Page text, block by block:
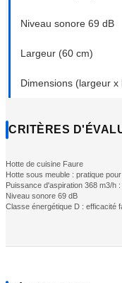
Niveau sonore 69 dB
Largeur (60 cm)
Dimensions (largeur
CRITÈRES
Hotte de cuisine Faure
Hotte sous meuble : pratique
Puissance d'aspiration 368 m3/h
Niveau sonore 69 dB
Classe énergétique D : efficacité